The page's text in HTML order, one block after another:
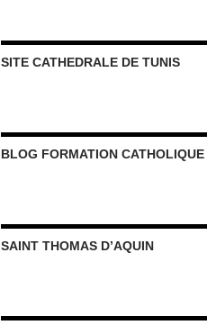
SITE CATHEDRALE DE TUNIS
BLOG FORMATION CATHOLIQUE
SAINT THOMAS D’AQUIN